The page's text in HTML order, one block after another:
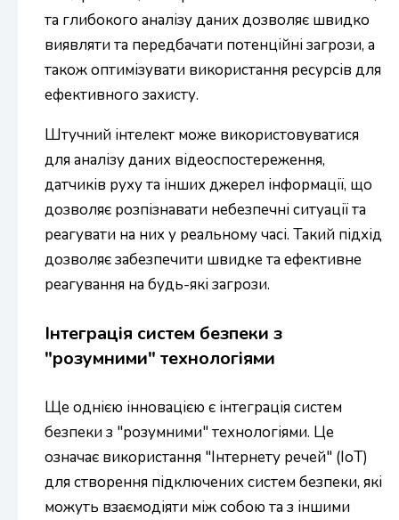
та глибокого аналізу даних дозволяє швидко
виявляти та передбачати потенційні загрози, а
також оптимізувати використання ресурсів для
ефективного захисту.
Штучний інтелект може використовуватися
для аналізу даних відеоспостереження,
датчиків руху та інших джерел інформації, що
дозволяє розпізнавати небезпечні ситуації та
реагувати на них у реальному часі. Такий підхід
дозволяє забезпечити швидке та ефективне
реагування на будь-які загрози.
Інтеграція систем безпеки з
"розумними" технологіями
Ще однією інновацією є інтеграція систем
безпеки з "розумними" технологіями. Це
означає використання "Інтернету речей" (IoT)
для створення підключених систем безпеки, які
можуть взаємодіяти між собою та з іншими